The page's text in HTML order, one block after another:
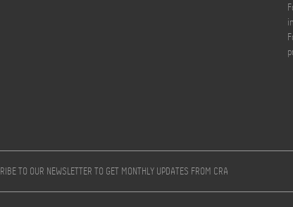
TO OUR NEWSLETTER TO GET MONTHLY UPDATES FROM CRA